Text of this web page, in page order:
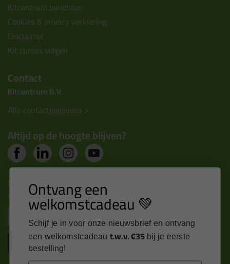
Kitcentrum berichten
Cookies & privacy verklaring
Disclaimer
Kit cursus volgen
Contact
Kitcentrum B.V.
Alle contactgegevens >
Altijd op de hoogte blijven?
Nieuws, tips en exclusieve deals rechtstreeks in je
inbox
Inschrijven
Ontvang een
welkomstcadeau 💚
Schijf je in voor onze nieuwsbrief en ontvang
een welkomstcadeau t.w.v. €35 bij je eerste
bestelling!